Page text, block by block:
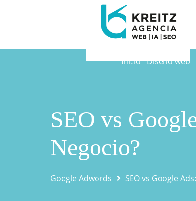
Inicio Diseño web
SEO vs
Negocio?
Google Adwords SEO vs Google